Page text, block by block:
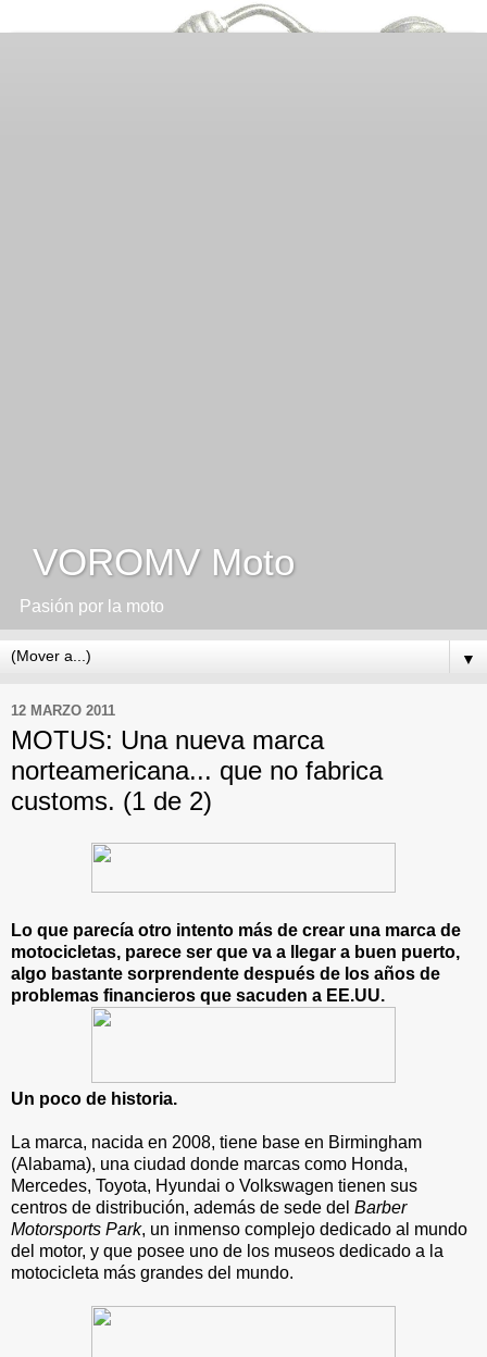
VOROMV Moto
Pasión por la moto
▼
12 MARZO 2011
MOTUS: Una nueva marca
norteamericana... que no fabrica
customs. (1 de 2)
Lo que parecía otro intento más de crear una marca de
motocicletas, parece ser que va a llegar a buen puerto,
algo bastante sorprendente después de los años de
problemas financieros que sacuden a EE.UU.
Un poco de historia.
La marca, nacida en 2008, tiene base en Birmingham
(Alabama), una ciudad donde marcas como Honda,
Mercedes, Toyota, Hyundai o Volkswagen tienen sus
centros de distribución, además de sede del Barber
Motorsports Park, un inmenso complejo dedicado al mundo
del motor, y que posee uno de los museos dedicado a la
motocicleta más grandes del mundo.